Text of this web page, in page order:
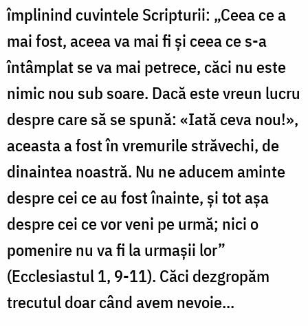
împlinind cuvintele Scripturii: „Ceea ce a
mai fost, aceea va mai fi şi ceea ce s-a
întâmplat se va mai petrece, căci nu este
nimic nou sub soare. Dacă este vreun lucru
despre care să se spună: «Iată ceva nou!»,
aceasta a fost în vremurile străvechi, de
dinaintea noastră. Nu ne aducem aminte
despre cei ce au fost înainte, şi tot aşa
despre cei ce vor veni pe urmă; nici o
pomenire nu va fi la urmaşii lor”
(Ecclesiastul 1, 9-11). Căci dezgropăm
trecutul doar când avem nevoie...